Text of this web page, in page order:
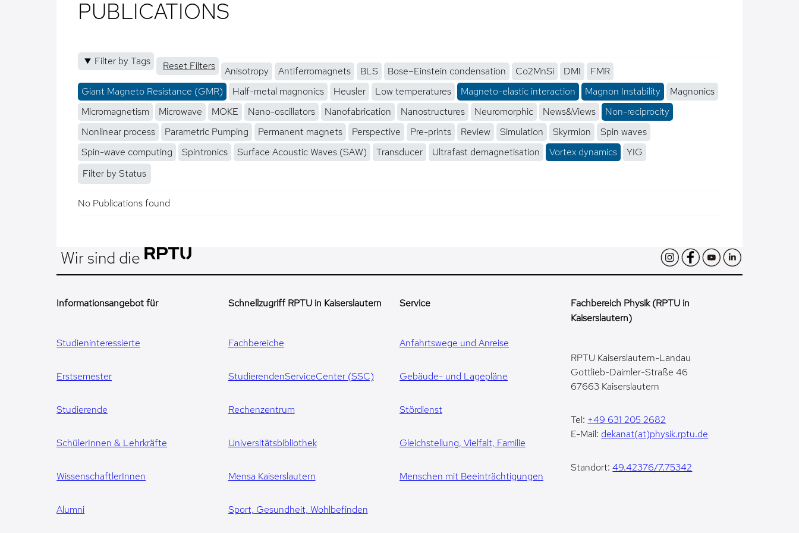
PUBLICATIONS
Filter by Tags Reset Filters Anisotropy Antiferromagnets BLS Bose–Einstein condensation Co2MnSi DMI
FMR
Giant Magneto Resistance (GMR)
Half-metal magnonics Heusler Low temperatures Magneto-elastic interaction Magnon Instability
Magnonics
Micromagnetism
Microwave MOKE Nano-oscillators Nanofabrication Nanostructures Neuromorphic News&Views
Non-reciprocity
Nonlinear process
Parametric Pumping Permanent magnets Perspective Pre-prints Review Simulation Skyrmion
Spin waves
Spin-wave computing
Spintronics Surface Acoustic Waves (SAW) Transducer Ultrafast demagnetisation Vortex dynamics
YIG
Filter by Status
No Publications found
Wir sind die
Informationsangebot für
Studieninteressierte
Erstsemester
Studierende
SchülerInnen & Lehrkräfte
WissenschaftlerInnen
Alumni
Schnellzugriff RPTU in Kaiserslautern
Fachbereiche
StudierendenServiceCenter (SSC)
Rechenzentrum
Universitätsbibliothek
Mensa Kaiserslautern
Sport, Gesundheit, Wohlbefinden
Service
Anfahrtswege und Anreise
Gebäude- und Lagepläne
Stördienst
Gleichstellung, Vielfalt, Familie
Menschen mit Beeinträchtigungen
Fachbereich Physik (RPTU in
Kaiserslautern)
RPTU Kaiserslautern-Landau
Gottlieb-Daimler-Straße 46
67663 Kaiserslautern
Tel: +49 631 205 2682
E-Mail: dekanat(at)physik.rptu.de
Standort:49.42376/7.75342